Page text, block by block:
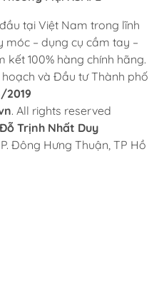
tại Việt Nam trong lĩnh
móc – dụng cụ cầm tay –
100% hàng chính hãng.
hoạch và Đầu tư Thành phố
2019
. All rights reserved
Đỗ Trịnh Nhất Duy
Đông Hưng Thuận, TP Hồ